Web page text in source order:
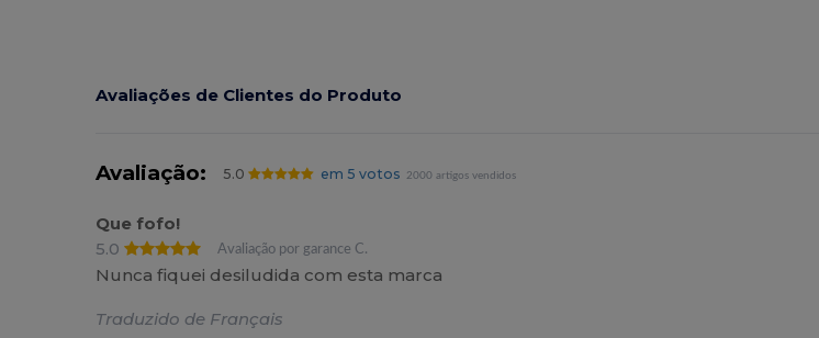
Avaliações de Clientes do Produto
Avaliação: 5.0 em 5 votos 2000 artigos vendidos
Que fofo!
5.0
Avaliação por garance C.
Nunca fiquei desiludida com esta marca
Traduzido de Français